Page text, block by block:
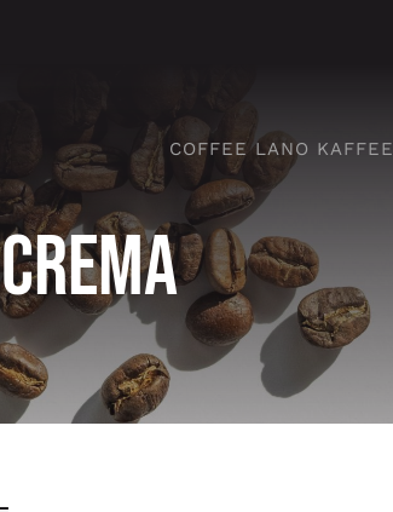
COFFEE LANO KAFFEE
Crema